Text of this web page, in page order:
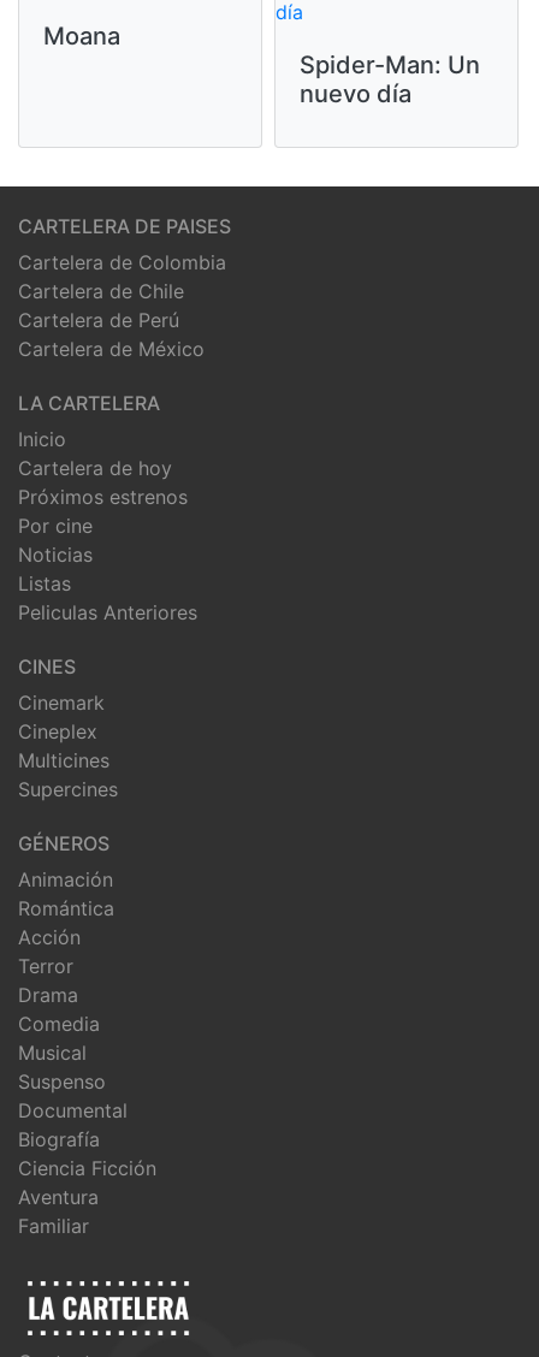
Moana
Spider-Man: Un
nuevo día
CARTELERA DE PAISES
Cartelera de Colombia
Cartelera de Chile
Cartelera de Perú
Cartelera de México
LA CARTELERA
Inicio
Cartelera de hoy
Próximos estrenos
Por cine
Noticias
Listas
Peliculas Anteriores
CINES
Cinemark
Cineplex
Multicines
Supercines
GÉNEROS
Animación
Romántica
Acción
Terror
Drama
Comedia
Musical
Suspenso
Documental
Biografía
Ciencia Ficción
Aventura
Familiar